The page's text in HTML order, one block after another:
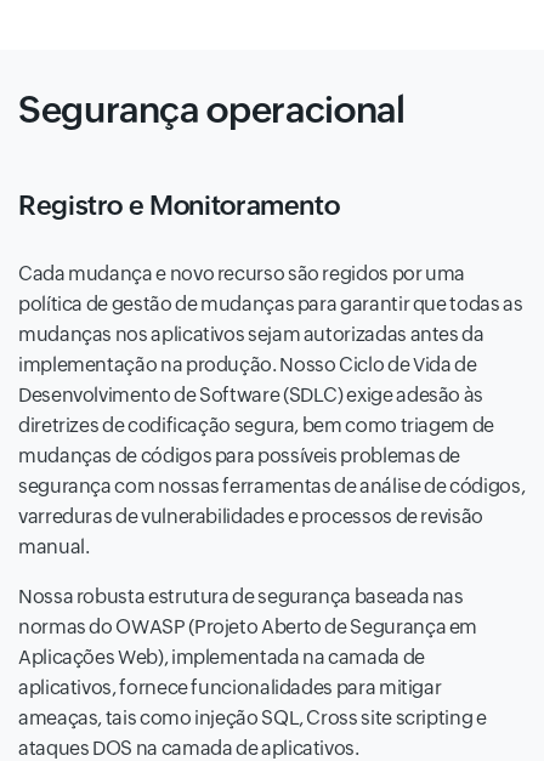
Segurança operacional
Registro e Monitoramento
Cada mudança e novo recurso são regidos por uma
política de gestão de mudanças para garantir que todas as
mudanças nos aplicativos sejam autorizadas antes da
implementação na produção. Nosso Ciclo de Vida de
Desenvolvimento de Software (SDLC) exige adesão às
diretrizes de codificação segura, bem como triagem de
mudanças de códigos para possíveis problemas de
segurança com nossas ferramentas de análise de códigos,
varreduras de vulnerabilidades e processos de revisão
manual.
Nossa robusta estrutura de segurança baseada nas
normas do OWASP (Projeto Aberto de Segurança em
Aplicações Web), implementada na camada de
aplicativos, fornece funcionalidades para mitigar
ameaças, tais como injeção SQL, Cross site scripting e
ataques DOS na camada de aplicativos.